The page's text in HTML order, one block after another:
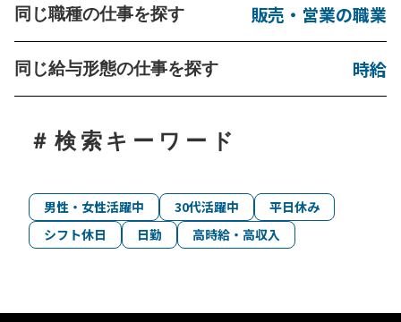
同じ職種の仕事を探す 販売・営業の職業
同じ給与形態の仕事を探す 時給
＃検索キーワード
男性・女性活躍中 30代活躍中
平日休み
シフト休日
日勤 高時給・高収入